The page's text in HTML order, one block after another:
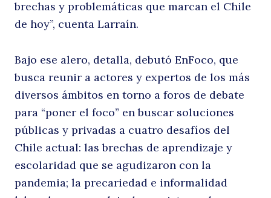
brechas y problemáticas que marcan el Chile
de hoy”, cuenta Larraín.
Bajo ese alero, detalla, debutó EnFoco, que
busca reunir a actores y expertos de los más
diversos ámbitos en torno a foros de debate
para “poner el foco” en buscar soluciones
públicas y privadas a cuatro desafíos del
Chile actual: las brechas de aprendizaje y
escolaridad que se agudizaron con la
pandemia; la precariedad e informalidad